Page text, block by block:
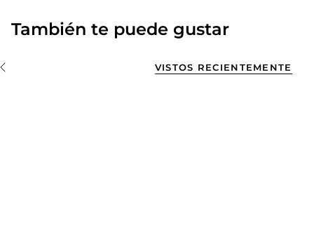
También te puede gustar
VISTOS RECIENTEMENTE